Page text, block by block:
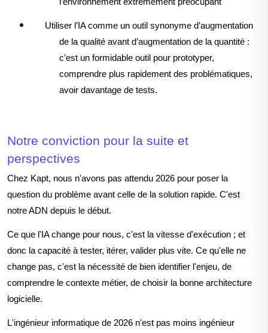
Utiliser l’IA comme un outil synonyme d’augmentation
de la qualité avant d’augmentation de la quantité :
c’est un formidable outil pour prototyper,
comprendre plus rapidement des problématiques,
avoir davantage de tests.
Notre conviction pour la suite et
perspectives
Chez Kapt, nous n'avons pas attendu 2026 pour poser la
question du problème avant celle de la solution rapide. C'est
notre ADN depuis le début.
Ce que l'IA change pour nous, c'est la vitesse d'exécution ; et
donc la capacité à tester, itérer, valider plus vite. Ce qu'elle ne
change pas, c'est la nécessité de bien identifier l'enjeu, de
comprendre le contexte métier, de choisir la bonne architecture
logicielle.
L'ingénieur informatique de 2026 n'est pas moins ingénieur